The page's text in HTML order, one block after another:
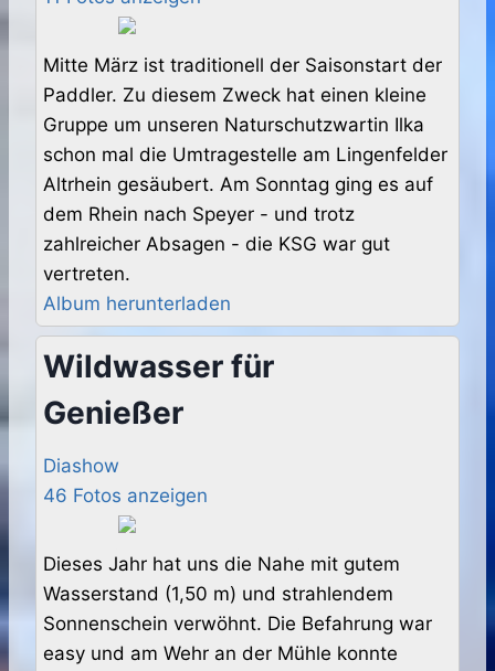
Mitte März ist traditionell der Saisonstart der
Paddler. Zu diesem Zweck hat einen kleine
Gruppe um unseren Naturschutzwartin Ilka
schon mal die Umtragestelle am Lingenfelder
Altrhein gesäubert. Am Sonntag ging es auf
dem Rhein nach Speyer - und trotz
zahlreicher Absagen - die KSG war gut
vertreten.
Album herunterladen
Wildwasser für
Genießer
Diashow
46 Fotos anzeigen
Dieses Jahr hat uns die Nahe mit gutem
Wasserstand (1,50 m) und strahlendem
Sonnenschein verwöhnt. Die Befahrung war
easy und am Wehr an der Mühle konnte